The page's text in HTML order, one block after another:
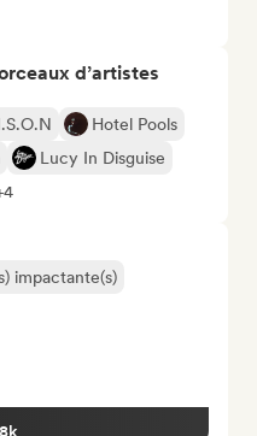
d’artistes
Hotel Pools
Lucy In Disguise
impactante(s)